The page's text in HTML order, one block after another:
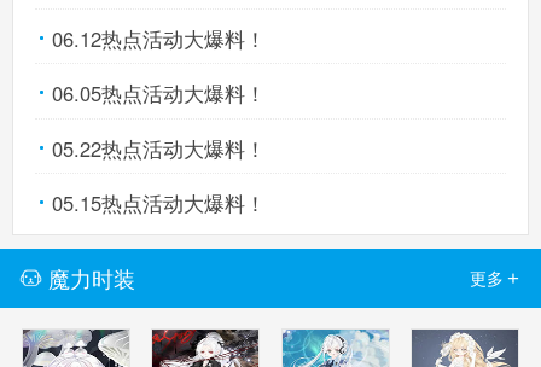
06.12热点活动大爆料！
06.05热点活动大爆料！
05.22热点活动大爆料！
05.15热点活动大爆料！
魔力时装 更多 +